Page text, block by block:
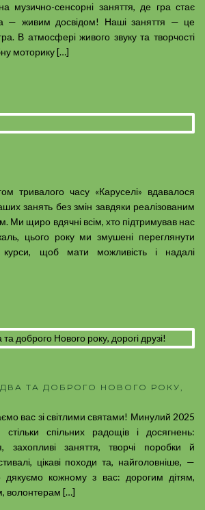
музично-сенсорні заняття, де гра стає
— живим досвідом! Наші заняття — це
В атмосфері живого звуку та творчості
моторику […]
тривалого часу «Каруселі» вдавалося
занять без змін завдяки реалізованим
Ми щиро вдячні всім, хто підтримував нас
цього року ми змушені переглянути
щоб мати можливість і надалі
ТА ДОБРОГО НОВОГО РОКУ,
вас зі світлими святами! Минулий 2025
спільних радощів і досягнень:
захопливі заняття, творчі поробки й
цікаві походи та, найголовніше, —
дякуємо кожному з вас: дорогим дітям,
волонтерам […]